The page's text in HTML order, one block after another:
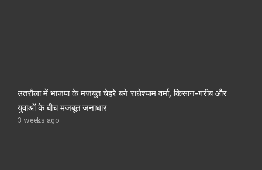
उतरौला में भाजपा के मजबूत चेहरे बने राधेश्याम वर्मा, किसान-गरीब और
युवाओं के बीच मजबूत जनाधार
3 weeks ago